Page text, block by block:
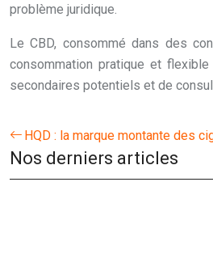
problème juridique.
Le CBD, consommé dans des
consommation pratique et
secondaires potentiels et de
HQD : la marque montante des
Nos derniers articles